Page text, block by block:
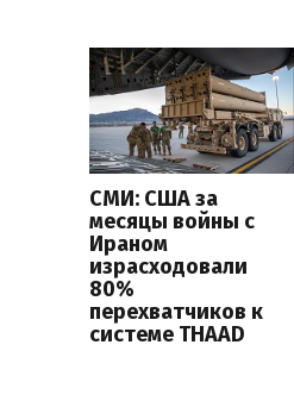
СМИ: США за
месяцы войны с
Ираном
израсходовали
80%
перехватчиков к
системе THAAD